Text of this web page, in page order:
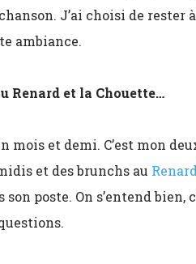
J’ai choisi de rester
ambiance.
Renard et la Chouette…
mois et demi. C’est mon
et des brunchs au
son poste. On s’entend